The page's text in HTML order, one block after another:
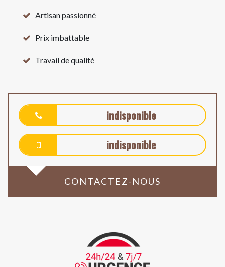
Artisan passionné
Prix imbattable
Travail de qualité
indisponible
indisponible
CONTACTEZ-NOUS